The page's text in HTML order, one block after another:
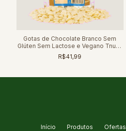
Gotas de Chocolate Branco Sem
Glúten Sem Lactose e Vegano Tnuva
180g
R$41,99
Início Produtos Ofertas